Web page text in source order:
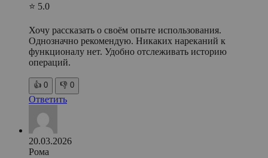
⭐ 5.0
Хочу рассказать о своём опыте использования.
Однозначно рекомендую. Никаких нареканий к
функционалу нет. Удобно отслеживать историю
операций.
👍 0 👎 0
Ответить
20.03.2026
Рома